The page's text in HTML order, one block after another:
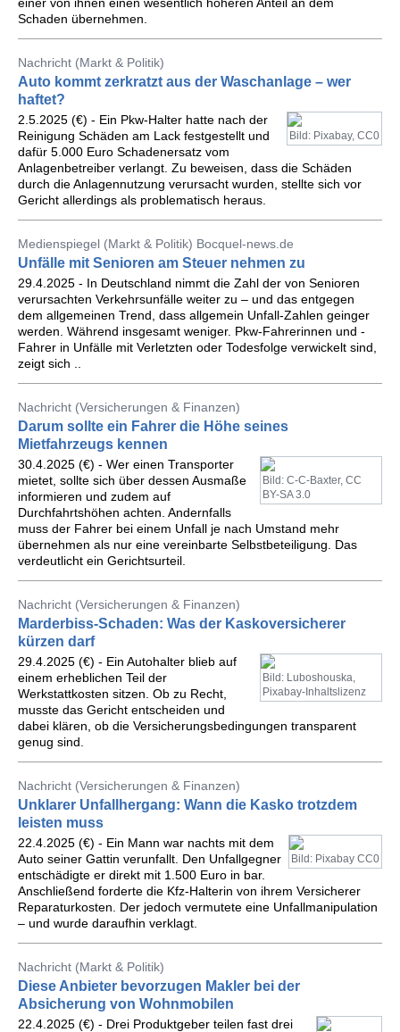
Schaden übernehmen.
Nachricht (Markt & Politik)
Auto kommt zerkratzt aus der Waschanlage – wer
haftet?
Bild: Pixabay, CC0
2.5.2025 (€) - Ein Pkw-Halter hatte nach der
Reinigung Schäden am Lack festgestellt und
dafür 5.000 Euro Schadenersatz vom
Anlagenbetreiber verlangt. Zu beweisen, dass die Schäden
durch die Anlagennutzung verursacht wurden, stellte sich vor
Gericht allerdings als problematisch heraus.
Medienspiegel (Markt & Politik) Bocquel-news.de
Unfälle mit Senioren am Steuer nehmen zu
29.4.2025 - In Deutschland nimmt die Zahl der von Senioren
verursachten Verkehrsunfälle weiter zu – und das entgegen
dem allgemeinen Trend, dass allgemein Unfall-Zahlen geinger
werden. Während insgesamt weniger. Pkw-Fahrerinnen und -
Fahrer in Unfälle mit Verletzten oder Todesfolge verwickelt sind,
zeigt sich ..
Nachricht (Versicherungen & Finanzen)
Darum sollte ein Fahrer die Höhe seines
Mietfahrzeugs kennen
Bild: C-C-Baxter, CC
BY-SA 3.0
30.4.2025 (€) - Wer einen Transporter
mietet, sollte sich über dessen Ausmaße
informieren und zudem auf
Durchfahrtshöhen achten. Andernfalls
muss der Fahrer bei einem Unfall je nach Umstand mehr
übernehmen als nur eine vereinbarte Selbstbeteiligung. Das
verdeutlicht ein Gerichtsurteil.
Nachricht (Versicherungen & Finanzen)
Marderbiss-Schaden: Was der Kaskoversicherer
kürzen darf
Bild: Luboshouska,
Pixabay-Inhaltslizenz
29.4.2025 (€) - Ein Autohalter blieb auf
einem erheblichen Teil der
Werkstattkosten sitzen. Ob zu Recht,
musste das Gericht entscheiden und
dabei klären, ob die Versicherungsbedingungen transparent
genug sind.
Nachricht (Versicherungen & Finanzen)
Unklarer Unfallhergang: Wann die Kasko trotzdem
leisten muss
Bild: Pixabay CC0
22.4.2025 (€) - Ein Mann war nachts mit dem
Auto seiner Gattin verunfallt. Den Unfallgegner
entschädigte er direkt mit 1.500 Euro in bar.
Anschließend forderte die Kfz-Halterin von ihrem Versicherer
Reparaturkosten. Der jedoch vermutete eine Unfallmanipulation
– und wurde daraufhin verklagt.
Nachricht (Markt & Politik)
Diese Anbieter bevorzugen Makler bei der
Absicherung von Wohnmobilen
22.4.2025 (€) - Drei Produktgeber teilen fast drei